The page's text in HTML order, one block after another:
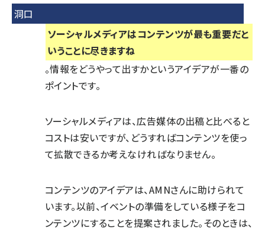
洞口
ソーシャルメディアはコンテンツが最も重要だと
いうことに尽きますね
。情報をどうやって出すかというアイデアが一番の
ポイントです。
ソーシャルメディアは、広告媒体の出稿と比べると
コストは安いですが、どうすればコンテンツを使っ
て拡散できるか考えなければなりません。
コンテンツのアイデアは、AMNさんに助けられて
います。以前、イベントの準備をしている様子をコ
ンテンツにすることを提案されました。そのときは、